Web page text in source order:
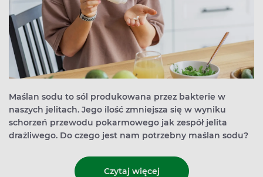
Maślan sodu to sól produkowana przez bakterie w
naszych jelitach. Jego ilość zmniejsza się w wyniku
schorzeń przewodu pokarmowego jak zespół jelita
drażliwego. Do czego jest nam potrzebny maślan sodu?
Czytaj więcej